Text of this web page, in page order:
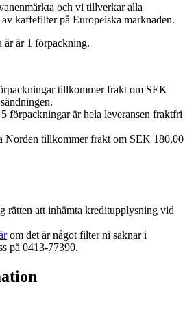
och vi tillverkar alla
kaffefilter på Europeiska marknaden.
är är 1 förpackning.
tillkommer frakt om SEK
förpackningar är hela leveransen fraktfri
Norden tillkommer frakt om SEK 180,00
rätten att inhämta kreditupplysning vid
om det är något filter ni saknar i
på 0413-77390.